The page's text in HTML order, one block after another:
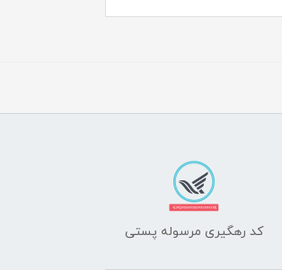
کد رهگیری مرسوله پستی